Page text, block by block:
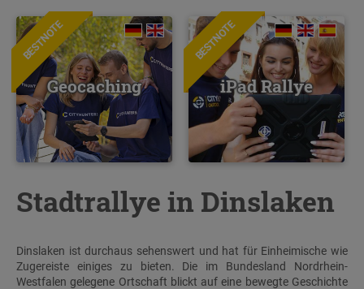
BESTNOTE
Geocaching
BESTNOTE
iPad Rallye
Stadtrallye in Dinslaken
Dinslaken ist durchaus sehenswert und hat für Einheimische wie
Zugereiste einiges zu bieten. Die im Bundesland Nordrhein-
Westfalen gelegene Ortschaft blickt auf eine bewegte Geschichte